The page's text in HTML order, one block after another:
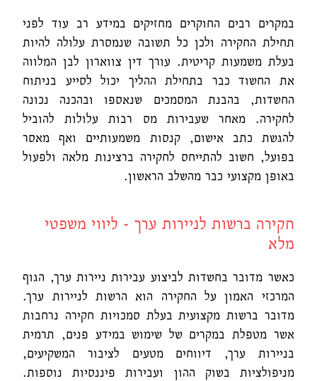
במקרים רבים החוקרים מחזיקים במידע רב עוד לפני
תחילת החקירה ולכן כל תשובה שנמסרת עלולה להיות
בעלת משמעות קריטית. עורך דין צווארון לבן המלווה
את החשוד כבר בתחילת ההליך יכול לסייע בניתוח
החשדות, בהבנת המסמכים שנאספו ובהכנה נכונה
לחקירה. מאחר שעבירות מס רבות עלולות להוביל
להגשת כתב אישום, קנסות משמעותיים ואף מאסר
בפועל, חשוב להתייחס לחקירה ברצינות מלאה ולפעול
באופן מקצועי כבר מהשלב הראשון.
חקירה ברשות לניירות ערך - ליווי משפטי
מלא
כאשר מדובר בחשדות לביצוע עבירות ניירות ערך, הגוף
המרכזי האמון על החקירה הוא הרשות לניירות ערך.
מדובר ברשות מקצועית בעלת סמכויות חקירה נרחבות
אשר מטפלת במקרים של שימוש במידע פנים, תרמית
בניירות ערך, דיווחים מטעים לציבור המשקיעים,
מניפולציות בשוק ההון ועבירות פיננסיות נוספות.